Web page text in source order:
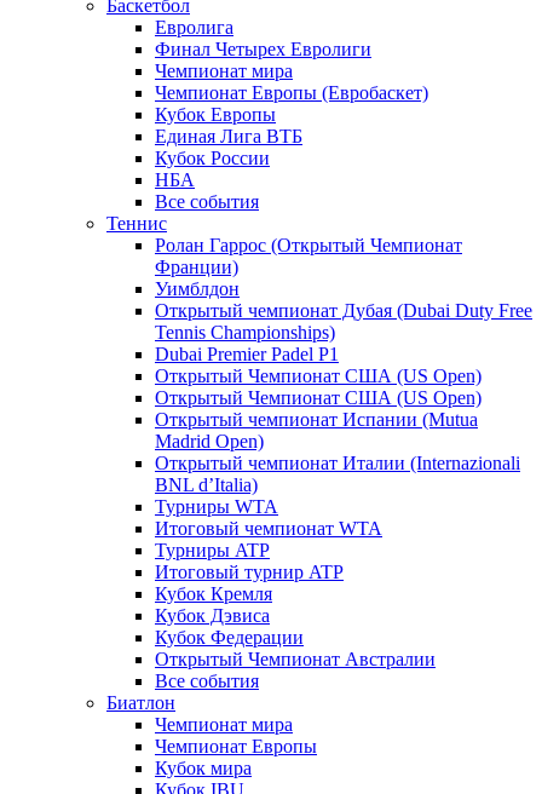
Баскетбол
Евролига
Финал Четырех Евролиги
Чемпионат мира
Чемпионат Европы (Евробаскет)
Кубок Европы
Единая Лига ВТБ
Кубок России
НБА
Все события
Теннис
Ролан Гаррос (Открытый Чемпионат
Франции)
Уимблдон
Открытый чемпионат Дубая (Dubai Duty Free
Tennis Championships)
Dubai Premier Padel P1
Открытый Чемпионат США (US Open)
Открытый Чемпионат США (US Open)
Открытый чемпионат Испании (Mutua
Madrid Open)
Открытый чемпионат Италии (Internazionali
BNL d’Italia)
Турниры WTA
Итоговый чемпионат WTA
Турниры ATP
Итоговый турнир ATP
Кубок Кремля
Кубок Дэвиса
Кубок Федерации
Открытый Чемпионат Австралии
Все события
Биатлон
Чемпионат мира
Чемпионат Европы
Кубок мира
Кубок IBU